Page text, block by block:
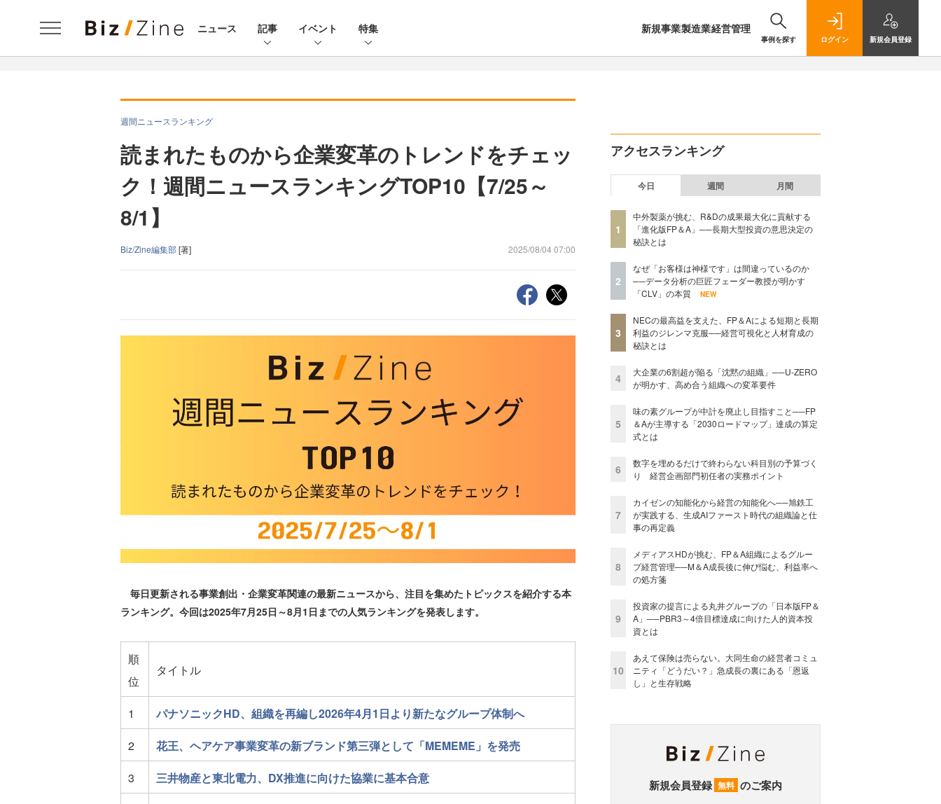
ニュース 記事 イベント 特集 新規事業製造業経営管理
事例を探す ログイン 新規会員登録
週間ニュースランキング
読まれたものから企業変革のトレンドをチェッ
ク！週間ニュースランキングTOP10【7/25～
8/1】
Biz/Zine編集部[著] 2025/08/04 07:00
毎日更新される事業創出・企業変革関連の最新ニュースから、注目を集めたトピックスを紹介する本
ランキング。今回は2025年7月25日～8月1日までの人気ランキングを発表します。
順
位
タイトル
1
パナソニックHD、組織を再編し2026年4月1日より新たなグループ体制へ
2
花王、ヘアケア事業変革の新ブランド第三弾として「MEMEME」を発売
3
三井物産と東北電力、DX推進に向けた協業に基本合意
アクセスランキング
今日 週間 月間
1
中外製薬が挑む、R&Dの成果最大化に貢献する
「進化版FP＆A」──長期大型投資の意思決定の
秘訣とは
2
なぜ「お客様は神様です」は間違っているのか
──データ分析の巨匠フェーダー教授が明かす
「CLV」の本質
NEW
3
NECの最高益を支えた、FP＆Aによる短期と長期
利益のジレンマ克服──経営可視化と人材育成の
秘訣とは
4
大企業の6割超が陥る「沈黙の組織」──U-ZERO
が明かす、高め合う組織への変革要件
5
味の素グループが中計を廃止し目指すこと──FP
＆Aが主導する「2030ロードマップ」達成の算定
式とは
6
数字を埋めるだけで終わらない科目別の予算づく
り 経営企画部門初任者の実務ポイント
7
カイゼンの知能化から経営の知能化へ──旭鉄工
が実践する、生成AIファースト時代の組織論と仕
事の再定義
8
メディアスHDが挑む、FP＆A組織によるグルー
プ経営管理──M＆A成長後に伸び悩む、利益率へ
の処方箋
9
投資家の提言による丸井グループの「日本版FP＆
A」──PBR3～4倍目標達成に向けた人的資本投
資とは
10
あえて保険は売らない。大同生命の経営者コミュ
ニティ「どうだい？」急成長の裏にある「恩返
し」と生存戦略
新規会員登録 無料 のご案内